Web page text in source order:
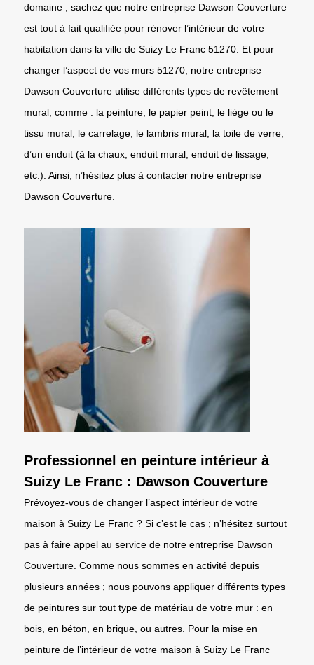
domaine ; sachez que notre entreprise Dawson Couverture
est tout à fait qualifiée pour rénover l’intérieur de votre
habitation dans la ville de Suizy Le Franc 51270. Et pour
changer l’aspect de vos murs 51270, notre entreprise
Dawson Couverture utilise différents types de revêtement
mural, comme : la peinture, le papier peint, le liège ou le
tissu mural, le carrelage, le lambris mural, la toile de verre,
d’un enduit (à la chaux, enduit mural, enduit de lissage,
etc.). Ainsi, n’hésitez plus à contacter notre entreprise
Dawson Couverture.
Professionnel en peinture intérieur à
Suizy Le Franc : Dawson Couverture
Prévoyez-vous de changer l’aspect intérieur de votre
maison à Suizy Le Franc ? Si c’est le cas ; n’hésitez surtout
pas à faire appel au service de notre entreprise Dawson
Couverture. Comme nous sommes en activité depuis
plusieurs années ; nous pouvons appliquer différents types
de peintures sur tout type de matériau de votre mur : en
bois, en béton, en brique, ou autres. Pour la mise en
peinture de l’intérieur de votre maison à Suizy Le Franc